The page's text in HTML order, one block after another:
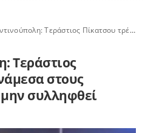
Τεράστιος Πίκατσου τρέχει ανάμεσα στους διαδηλωτές για να μην συλληφθεί
Τεράστιος
στους
συλληφθεί